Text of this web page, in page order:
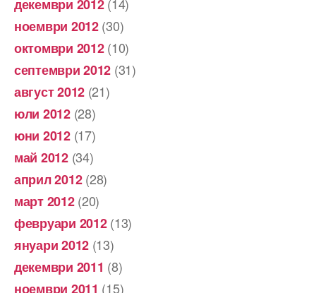
декември 2012
ноември 2012(30)
октомври 2012(10)
септември 2012 (31)
август 2012 (21)
юли 2012(28)
юни 2012(17)
май 2012(34)
април 2012(28)
март 2012(20)
февруари 2012(13)
януари 2012 (13)
декември 2011 (8)
ноември 2011 (15)